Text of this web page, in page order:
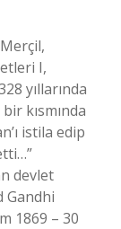
I,
yıllarında
kısmında
istila edip
devlet
Gandhi
1869 – 30